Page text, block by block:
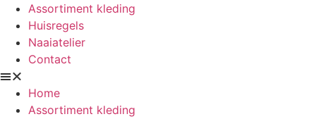
Assortiment kleding
Huisregels
Naaiatelier
Contact
Home
Assortiment kleding